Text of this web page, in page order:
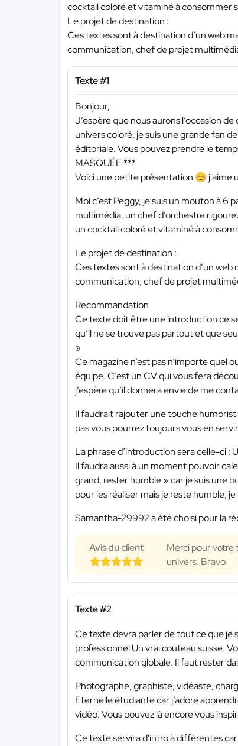
cocktail coloré et vitaminé à consommer
Le projet de destination :
Ces textes sont à destination d’un web
communication, chef de projet
Texte #1
Bonjour,
J’espère que nous aurons l’occasion
univers coloré, je suis une grande fan
éditoriale. Vous pouvez prendre le
MASQUÉE ***
Voici une petite présentation 😊 j'aime
Moi c’est Peggy, je suis un mouton à 6
multimédia, un chef d’orchestre
un cocktail coloré et vitaminé à
Le projet de destination :
Ces textes sont à destination d’un
communication, chef de projet
Recommandation
Ce texte doit être une introduction ce
qu’il ne se trouve pas partout et que
»
Ce magazine n’est pas n’importe quel
équipe. C’est un CV qui vous fera
j’espère qu’il donnera envie de me
Il faudrait rajouter une touche
pas vous pourrez toujours vous en
La phrase d’introduction sera celle-ci :
Il faudra aussi à un moment pouvoir
grand, rester humble » car je suis une
pour les réaliser mais je reste humble,
Samantha-29992 a été choisi pour la
Avis du client
Merci pour votre
univers. Bravo
Texte #2
Ce texte devra parler de tout ce que je
professionnel Un vrai couteau suisse.
communication globale. Il faut rester
Photographe, graphiste, vidéaste,
Eternelle étudiante car j’adore
vidéo. Vous pouvez là encore vous
Ce texte servira d'intro à différentes